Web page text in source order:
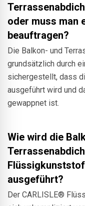
oder muss man
beauftragen?
Die Balkon- und
grundsätzlich durch
sichergestellt, dass
ausgeführt wird und
gewappnet ist.
Wie wird die
ausgeführt?
Der CARLISLE®